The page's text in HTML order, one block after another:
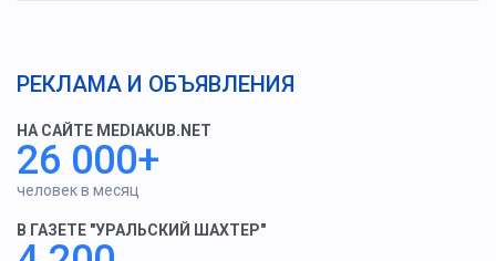
РЕКЛАМА И ОБЪЯВЛЕНИЯ
НА САЙТЕ MEDIAKUB.NET
26 000+
человек в месяц
В ГАЗЕТЕ "УРАЛЬСКИЙ ШАХТЕР"